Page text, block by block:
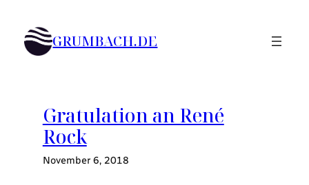
Inhalt
springen GRUMBACH.DE
Gratulation an René
Rock
November 6, 2018